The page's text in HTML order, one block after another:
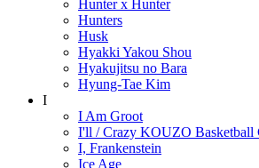
Hunter x Hunter
Hunters
Husk
Hyakki Yakou Shou
Hyakujitsu no Bara
Hyung-Tae Kim
I
I Am Groot
I'll / Crazy KOUZO Basketball
I, Frankenstein
Ice Age